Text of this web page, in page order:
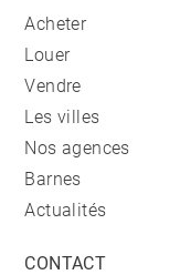
Acheter
Louer
Vendre
Les villes
Nos agences
Barnes
Actualités
CONTACT